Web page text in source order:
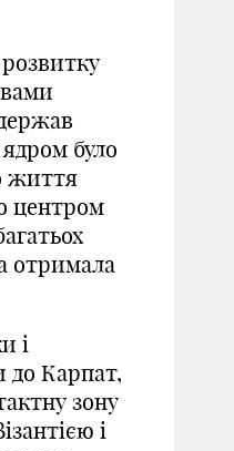
було
життя
центром
отримала
і
до Карпат,
зону
і